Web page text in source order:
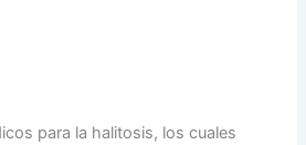
para la halitosis, los cuales